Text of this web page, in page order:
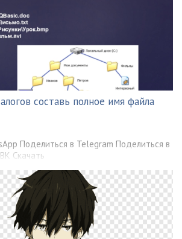
составь полное имя файла
Поделиться в Telegram Поделиться в
Скачать